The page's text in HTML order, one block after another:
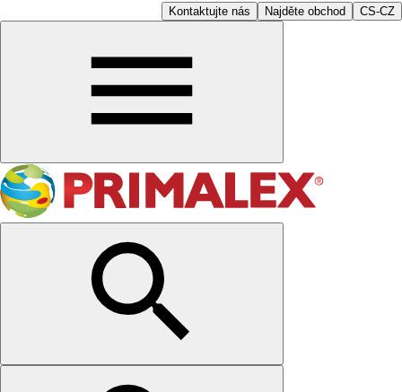
Kontaktujte nás Najděte obchod CS-CZ